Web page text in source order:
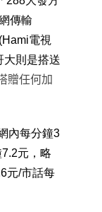
傳輸
電視
大則是搭送
贈任何加
內每分鐘3
元 ，略
元/市話每